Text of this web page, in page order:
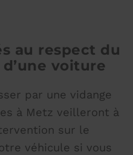
au respect du
voiture
par une vidange
à Metz veilleront à
sur le
véhicule si vous